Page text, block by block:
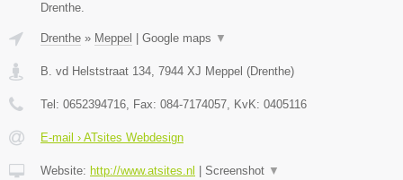
Drenthe.
Drenthe » Meppel Google maps ▼
B. vd Helststraat 134, 7944 XJ Meppel (Drenthe)
Tel: 0652394716, Fax: 084-7174057, KvK: 0405116
E-mail › ATsites Webdesign
Website: http://www.atsites.nl Screenshot ▼